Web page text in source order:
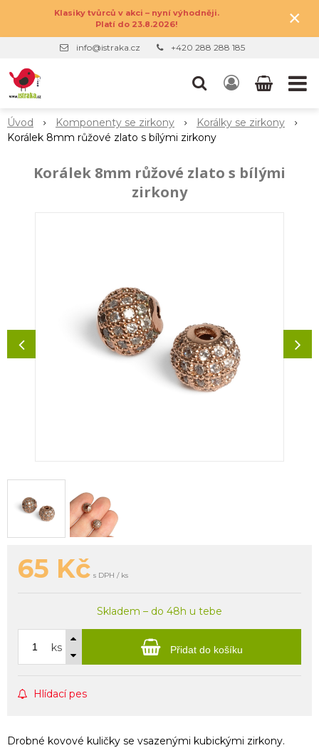
Klasiky tvůrců v akci – nyní výhodněji.
Platí do 23.8.2026!
×
info@istraka.cz +420 288 288 185
Úvod Komponenty se zirkony
Korálky se zirkony
Korálek 8mm růžové zlato s bílými zirkony
Korálek 8mm růžové zlato s bílými
zirkony
65 Kč s DPH / ks
Skladem – do 48h u tebe
ks Přidat do košíku
Hlídací pes
Drobné kovové kuličky se vsazenými kubickými zirkony.